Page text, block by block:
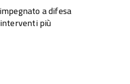
a difesa
più